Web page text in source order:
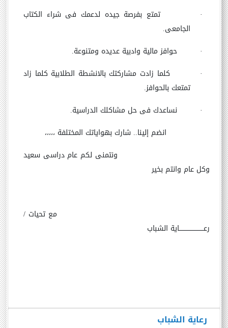
رعاية الشباب
· تمتع بفرصة جيده لدعمك فى شراء الكتاب
الجامعى.
· حوافز مالية وادبية عديده ومتنوعة.
· كلما زادت مشاركتك بالانشطة الطلابية كلما زاد
تمتعك بالحوافز.
· نساعدك فى حل مشاكلك الدراسية.
انضم إلينا.. شارك بهواياتك المختلفة ،،،،،
ونتمنى لكم عام دراسى سعيد
وكل عام وانتم بخير
مع تحيات /
رعــــــــــــــــــــــــاية الشباب